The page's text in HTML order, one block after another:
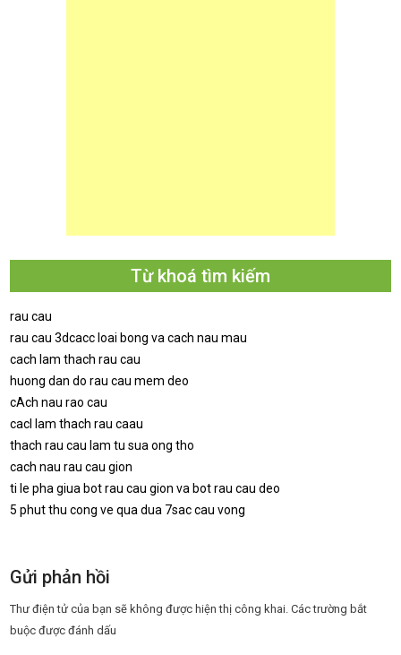
Từ khoá tìm kiếm
rau cau
rau cau 3dcacc loai bong va cach nau mau
cach lam thach rau cau
huong dan do rau cau mem deo
cAch nau rao cau
cacl lam thach rau caau
thach rau cau lam tu sua ong tho
cach nau rau cau gion
ti le pha giua bot rau cau gion va bot rau cau deo
5 phut thu cong ve qua dua 7sac cau vong
Gửi phản hồi
Thư điện tử của bạn sẽ không được hiện thị công khai. Các trường bắt
buộc được đánh dấu